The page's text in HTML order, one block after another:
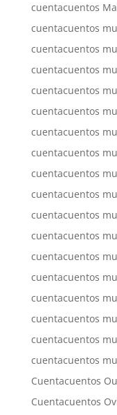
cuentacuentos
cuentacuentos
cuentacuentos
cuentacuentos
cuentacuentos
cuentacuentos
cuentacuentos
cuentacuentos
cuentacuentos
cuentacuentos
cuentacuentos
cuentacuentos
cuentacuentos
cuentacuentos
cuentacuentos
cuentacuentos
cuentacuentos
cuentacuentos
Cuentacuentos
Cuentacuentos